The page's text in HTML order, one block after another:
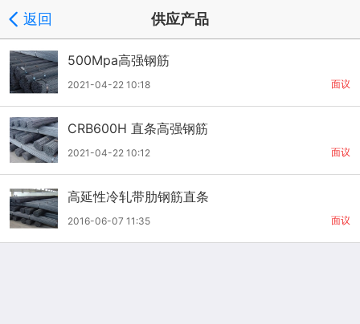
返回 供应产品
500Mpa高强钢筋
面议
2021-04-22 10:18
CRB600H 直条高强钢筋
面议
2021-04-22 10:12
高延性冷轧带肋钢筋直条
面议
2016-06-07 11:35